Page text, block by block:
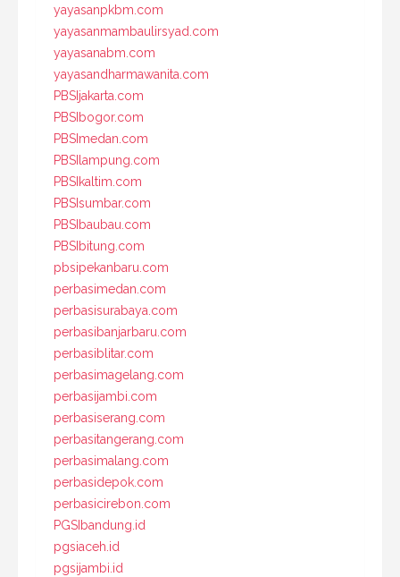
yayasanpkbm.com
yayasanmambaulirsyad.com
yayasanabm.com
yayasandharmawanita.com
PBSIjakarta.com
PBSIbogor.com
PBSImedan.com
PBSIlampung.com
PBSIkaltim.com
PBSIsumbar.com
PBSIbaubau.com
PBSIbitung.com
pbsipekanbaru.com
perbasimedan.com
perbasisurabaya.com
perbasibanjarbaru.com
perbasiblitar.com
perbasimagelang.com
perbasijambi.com
perbasiserang.com
perbasitangerang.com
perbasimalang.com
perbasidepok.com
perbasicirebon.com
PGSIbandung.id
pgsiaceh.id
pgsijambi.id